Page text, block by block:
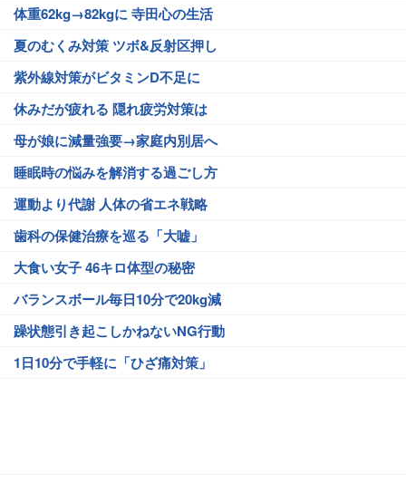
体重62kg→82kgに 寺田心の生活
夏のむくみ対策 ツボ&反射区押し
紫外線対策がビタミンD不足に
休みだが疲れる 隠れ疲労対策は
母が娘に減量強要→家庭内別居へ
睡眠時の悩みを解消する過ごし方
運動より代謝 人体の省エネ戦略
歯科の保健治療を巡る「大嘘」
大食い女子 46キロ体型の秘密
バランスボール毎日10分で20kg減
躁状態引き起こしかねないNG行動
1日10分で手軽に「ひざ痛対策」